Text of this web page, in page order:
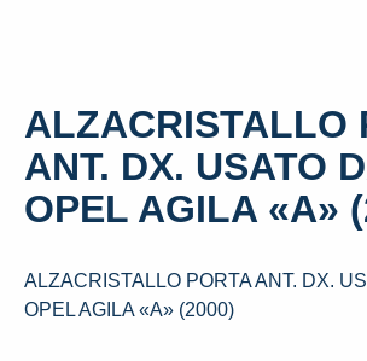
ALZACRISTALLO
ANT. DX. USATO
OPEL AGILA «A»
ALZACRISTALLO PORTA ANT. DX.
OPEL AGILA «A» (2000)